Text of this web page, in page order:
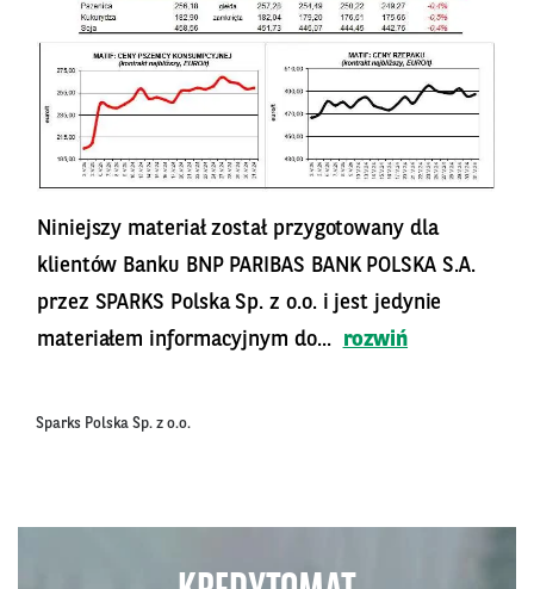
Niniejszy materiał został przygotowany dla
klientów Banku BNP PARIBAS BANK POLSKA S.A.
przez SPARKS Polska Sp. z o.o. i jest jedynie
materiałem informacyjnym do...
rozwiń
Sparks Polska Sp. z o.o.